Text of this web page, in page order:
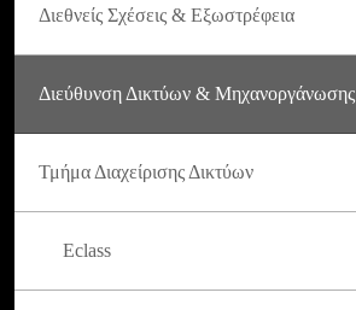
Διεθνείς Σχέσεις & Εξωστρέφεια
Διεύθυνση Δικτύων & Μηχανοργάνωσης
Τμήμα Διαχείρισης Δικτύων
Eclass